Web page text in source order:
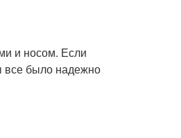
и носом. Если
все было надежно